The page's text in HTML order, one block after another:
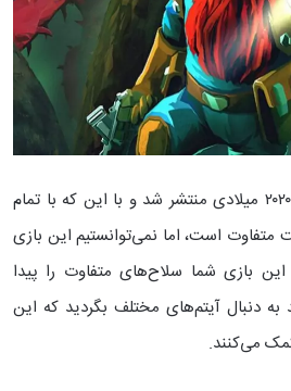
دیپ راک گالاکتیک در سال ۲۰۲۰ میلادی منتشر شد و با این که با تمام
متفاوت است، اما نمی‌توانستیم این بازی
بازی شما سلاح‌های متفاوت را پیدا
به دنبال آیتم‌های مختلف بگردید که این
می‌کنند.